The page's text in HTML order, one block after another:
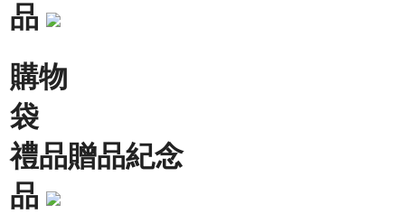
品
購物
袋
禮品贈品紀念
品